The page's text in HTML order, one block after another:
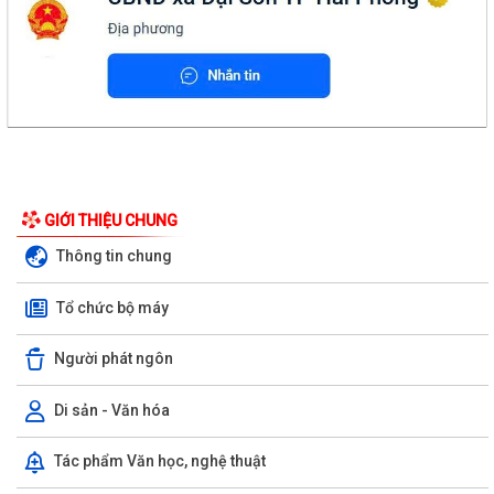
GIỚI THIỆU CHUNG
Thông tin chung
Tổ chức bộ máy
Người phát ngôn
Di sản - Văn hóa
Tác phẩm Văn học, nghệ thuật